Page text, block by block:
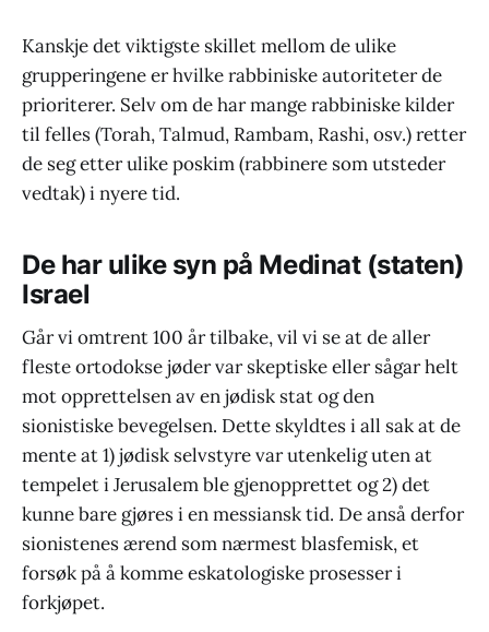
Kanskje det viktigste skillet mellom de ulike
grupperingene er hvilke rabbiniske autoriteter de
prioriterer. Selv om de har mange rabbiniske kilder
til felles (Torah, Talmud, Rambam, Rashi, osv.) retter
de seg etter ulike poskim (rabbinere som utsteder
vedtak) i nyere tid.
De har ulike syn på Medinat (staten)
Israel
Går vi omtrent 100 år tilbake, vil vi se at de aller
fleste ortodokse jøder var skeptiske eller sågar helt
mot opprettelsen av en jødisk stat og den
sionistiske bevegelsen. Dette skyldtes i all sak at de
mente at 1) jødisk selvstyre var utenkelig uten at
tempelet i Jerusalem ble gjenopprettet og 2) det
kunne bare gjøres i en messiansk tid. De anså derfor
sionistenes ærend som nærmest blasfemisk, et
forsøk på å komme eskatologiske prosesser i
forkjøpet.